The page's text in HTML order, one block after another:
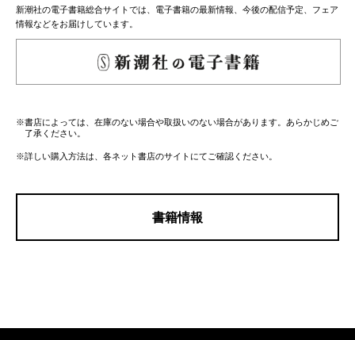
新潮社の電子書籍総合サイトでは、電子書籍の最新情報、今後の配信予定、フェア
情報などをお届けしています。
※書店によっては、在庫のない場合や取扱いのない場合があります。あらかじめご
了承ください。
※詳しい購入方法は、各ネット書店のサイトにてご確認ください。
書籍情報